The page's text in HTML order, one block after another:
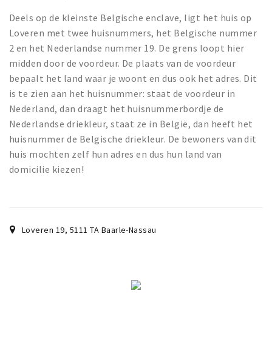
Winkels
Winkelgebieden
Parkeren
Bezienswaardigheden
Enclaves
Musea, theaters & podia
Uitjes & activiteiten
Fietsroutes
De Grensvallei
Deels op de kleinste Belgische enclave, ligt het huis op
Loveren met twee huisnummers, het Belgische nummer
2 en het Nederlandse nummer 19. De grens loopt hier
midden door de voordeur. De plaats van de voordeur
bepaalt het land waar je woont en dus ook het adres. Dit
is te zien aan het huisnummer: staat de voordeur in
Nederland, dan draagt het huisnummerbordje de
Nederlandse driekleur, staat ze in België, dan heeft het
huisnummer de Belgische driekleur. De bewoners van dit
huis mochten zelf hun adres en dus hun land van
domicilie kiezen!
Loveren 19, 5111 TA Baarle-Nassau